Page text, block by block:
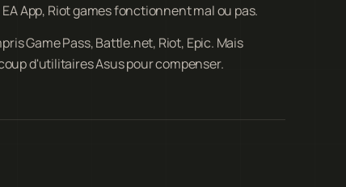
App, Riot games fonctionnent mal ou pas.
Game Pass, Battle.net, Riot, Epic. Mais
d'utilitaires Asus pour compenser.